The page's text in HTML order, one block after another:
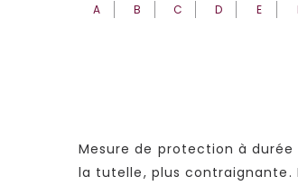
A B C D E
Mesure de protection à
la tutelle, plus contraignante.